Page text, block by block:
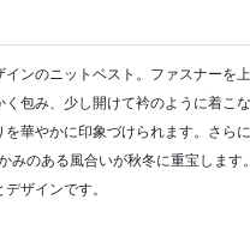
インのニットベスト。ファスナーを
く包み、少し開けて衿のように着こ
華やかに印象づけられます。さらに
みのある風合いが秋冬に重宝します
ザインです。